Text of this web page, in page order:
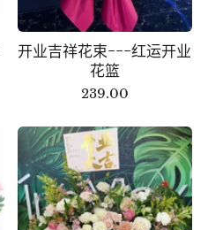
开业吉祥花束---红运开业
花篮
239.00